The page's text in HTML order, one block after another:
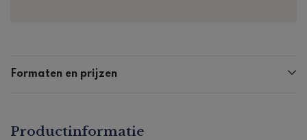
Formaten en prijzen
Productinformatie